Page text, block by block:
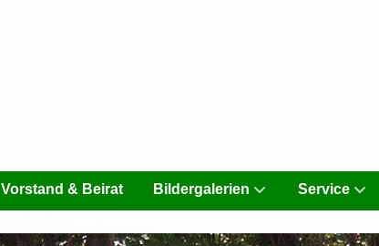
Vorstand & Beirat Bildergalerien Service